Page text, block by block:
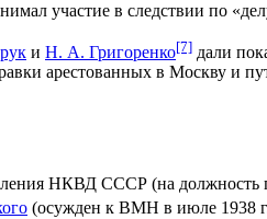
участие в следствии по
и Н. А. Григоренко[7] дали
арестованных в Москву и
НКВД СССР (на
(осужден к ВМН в июле 1938